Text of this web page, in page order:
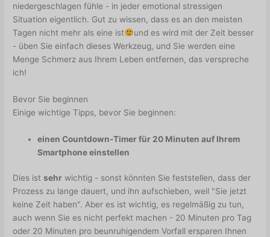
niedergeschlagen fühle - in jeder emotional stressigen
Situation eigentlich. Gut zu wissen, dass es an den meisten
Tagen nicht mehr als eine ist
und es wird mit der Zeit besser
- üben Sie einfach dieses Werkzeug, und Sie werden eine
Menge Schmerz aus Ihrem Leben entfernen, das verspreche
ich!
Bevor Sie beginnen
Einige wichtige Tipps, bevor Sie beginnen:
einen Countdown-Timer für 20 Minuten auf Ihrem
Smartphone einstellen
Dies istsehr wichtig - sonst könnten Sie feststellen, dass der
Prozess zu lange dauert, und ihn aufschieben, weil "Sie jetzt
keine Zeit haben". Aber es ist wichtig, es regelmäßig zu tun,
auch wenn Sie es nicht perfekt machen - 20 Minuten pro Tag
oder 20 Minuten pro beunruhigendem Vorfall ersparen Ihnen